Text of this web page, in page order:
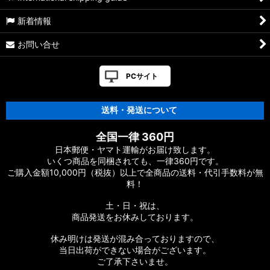
新着情報
お問い合せ
PCサイト
送料・発送について
全国一律 360円
日本郵便・ヤマト運輸がお届け致します。
いくつ商品を同梱されても、一律360円です。
ご購入金額10,000円（税抜）以上で全商品の送料・代引手数料が無
料！
土・日・祝は、
商品発送をお休みしております。
休み明けは発送が混み合っておりますので、
当日出荷ができない場合がございます。
ご了承下さいませ。